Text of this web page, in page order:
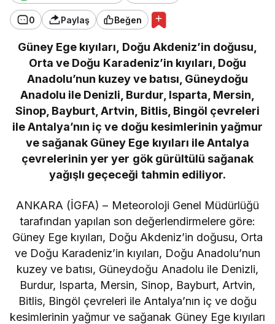
0 Paylaş Beğen
Güney Ege kıyıları, Doğu Akdeniz’in doğusu,
Orta ve Doğu Karadeniz’in kıyıları, Doğu
Anadolu’nun kuzey ve batısı, Güneydoğu
Anadolu ile Denizli, Burdur, Isparta, Mersin,
Sinop, Bayburt, Artvin, Bitlis, Bingöl çevreleri
ile Antalya’nın iç ve doğu kesimlerinin yağmur
ve sağanak Güney Ege kıyıları ile Antalya
çevrelerinin yer yer gök gürültülü sağanak
yağışlı geçeceği tahmin ediliyor.
ANKARA (İGFA) – Meteoroloji Genel Müdürlüğü
tarafından yapılan son değerlendirmelere göre:
Güney Ege kıyıları, Doğu Akdeniz’in doğusu, Orta
ve Doğu Karadeniz’in kıyıları, Doğu Anadolu’nun
kuzey ve batısı, Güneydoğu Anadolu ile Denizli,
Burdur, Isparta, Mersin, Sinop, Bayburt, Artvin,
Bitlis, Bingöl çevreleri ile Antalya’nın iç ve doğu
kesimlerinin yağmur ve sağanak Güney Ege kıyıları